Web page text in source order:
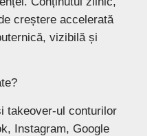
creștere accelerată
vizibilă și
takeover-ul conturilor
Instagram, Google